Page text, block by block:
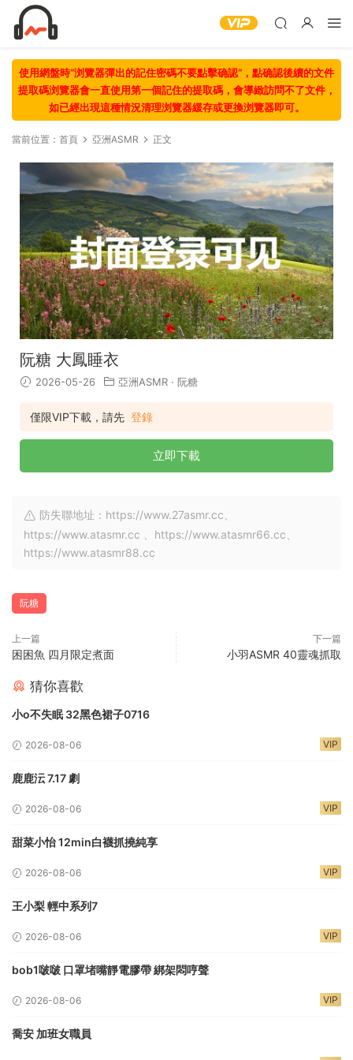
使用網盤時“浏覽器彈出的記住密碼不要點擊确認“，點确認後續的文件
提取碼浏覽器會一直使用第一個記住的提取碼，會導緻訪問不了文件，
如已經出現這種情況清理浏覽器緩存或更換浏覽器即可。
當前位置： 首頁 亞洲ASMR 正文
阮糖 大鳳睡衣
2026-05-26 亞洲ASMR · 阮糖
僅限VIP下載，請先 登錄
立即下載
防失聯地址：https://www.27asmr.cc、
https://www.atasmr.cc 、https://www.atasmr66.cc、
https://www.atasmr88.cc
阮糖
上一篇
困困魚 四月限定煮面
下一篇
小羽ASMR 40靈魂抓取
猜你喜歡
小o不失眠 32黑色裙子0716
2026-08-06 VIP
鹿鹿沄 7.17 劇
2026-08-06 VIP
甜菜小怡 12min白襪抓撓純享
2026-08-06 VIP
王小梨 輕中系列7
2026-08-06 VIP
bob1啵啵 口罩堵嘴靜電膠帶 綁架悶哼聲
2026-08-06 VIP
喬安 加班女職員